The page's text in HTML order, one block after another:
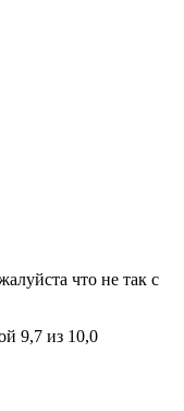
что не так с
9,7 из 10,0